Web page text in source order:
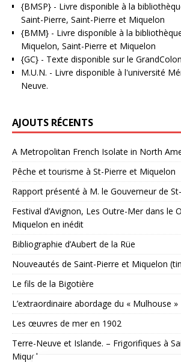
{BMSP} - Livre disponible à la
Saint-Pierre, Saint-Pierre et Miquelon
{BMM} - Livre disponible à la
Miquelon, Saint-Pierre et Miquelon
{GC} - Texte disponible sur le
M.U.N. - Livre disponible à l'université
Neuve.
AJOUTS RÉCENTS
A Metropolitan French Isolate in North
Pêche et tourisme à St-Pierre et Miquelon
Rapport présenté à M. le Gouverneur de
Festival d’Avignon, Les Outre-Mer dans le
Miquelon en inédit
Bibliographie d’Aubert de la Rüe
Nouveautés de Saint-Pierre et Miquelon
Le fils de la Bigotière
L’extraordinaire abordage du « Mulhouse »
Les œuvres de mer en 1902
Terre-Neuve et Islande. – Frigorifiques à
Miquelon